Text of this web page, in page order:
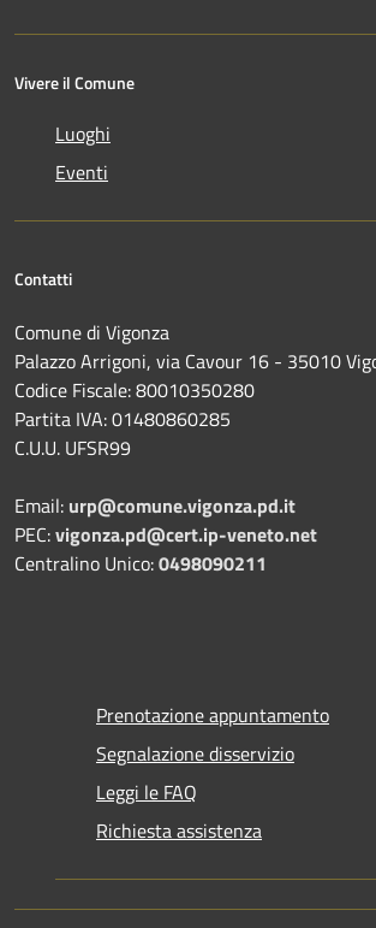
Vivere il Comune
Luoghi
Eventi
Contatti
Comune di Vigonza
Palazzo Arrigoni, via Cavour 16 - 35010
Codice Fiscale: 80010350280
Partita IVA: 01480860285
C.U.U. UFSR99
Email: urp@comune.vigonza.pd.it
PEC:vigonza.pd@cert.ip-veneto.net
Centralino Unico:0498090211
Prenotazione appuntamento
Segnalazione disservizio
Leggi le FAQ
Richiesta assistenza